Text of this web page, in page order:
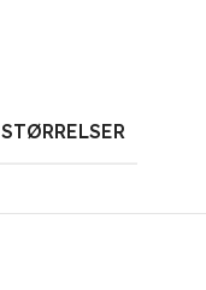
STØRRELSER